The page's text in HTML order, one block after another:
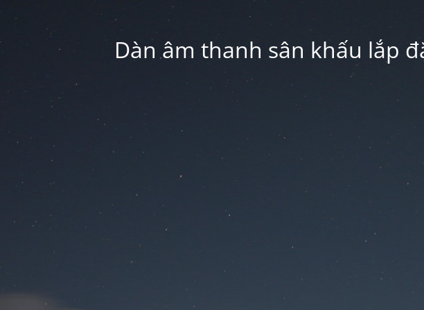
Dàn âm thanh sân khấu lắp